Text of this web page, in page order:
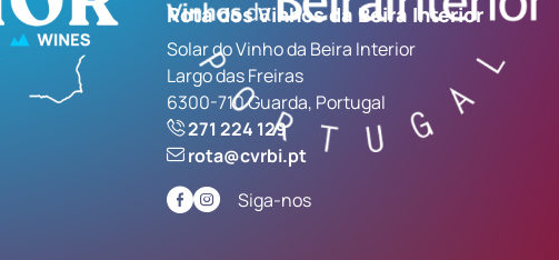
Rota dos Vinhos da Beira Interior
Solar do Vinho da Beira Interior
Largo das Freiras
6300-710 Guarda, Portugal
271 224 129
rota@cvrbi.pt
Siga-nos